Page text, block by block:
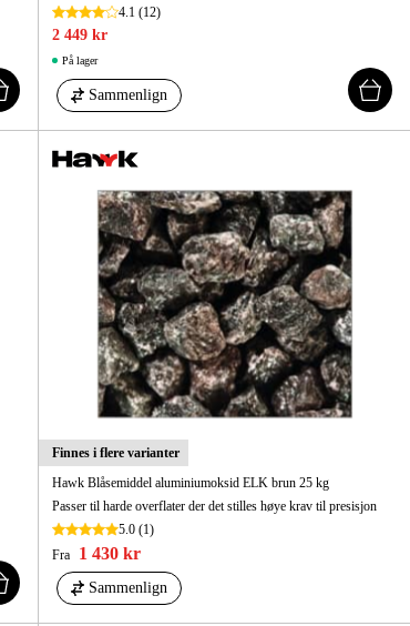
4.1(12)
2 449 kr
På lager
Sammenlign
Finnes i flere varianter
Hawk Blåsemiddel aluminiumoksid ELK brun 25 kg
Passer til harde overflater der det stilles høye krav til presisjon
5.0(1)
Fra
1 430 kr
Sammenlign